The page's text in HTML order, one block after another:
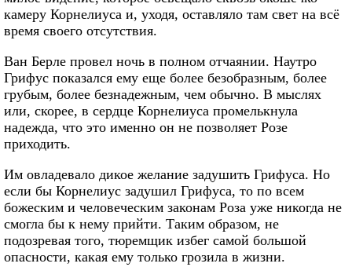
камеру Корнелиуса и, уходя, оставляло там свет на всё
время своего отсутствия.
Ван Берле провел ночь в полном отчаянии. Наутро
Грифус показался ему еще более безобразным, более
грубым, более безнадежным, чем обычно. В мыслях
или, скорее, в сердце Корнелиуса промелькнула
надежда, что это именно он не позволяет Розе
приходить.
Им овладевало дикое желание задушить Грифуса. Но
если бы Корнелиус задушил Грифуса, то по всем
божеским и человеческим законам Роза уже никогда не
смогла бы к нему прийти. Таким образом, не
подозревая того, тюремщик избег самой большой
опасности, какая ему только грозила в жизни.